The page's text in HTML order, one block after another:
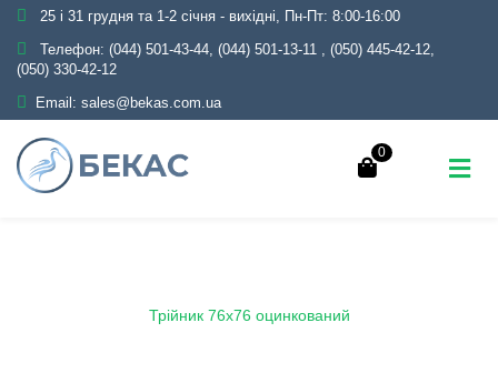
25 і 31 грудня та 1-2 січня - вихідні, Пн-Пт: 8:00-16:00
Телефон: (044) 501-43-44, (044) 501-13-11 , (050) 445-42-12,
(050) 330-42-12
Email: sales@bekas.com.ua
0
Трійник 76х76 оцинкований